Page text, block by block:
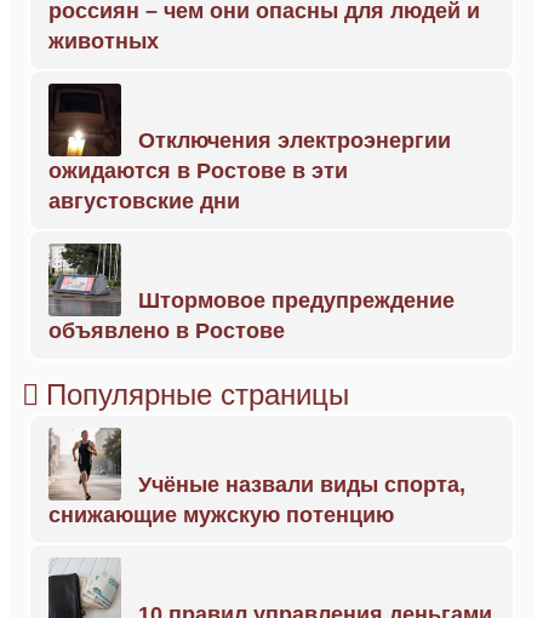
россиян – чем они опасны для людей и
животных
Отключения электроэнергии
ожидаются в Ростове в эти
августовские дни
Штормовое предупреждение
объявлено в Ростове
Популярные страницы
Учёные назвали виды спорта,
снижающие мужскую потенцию